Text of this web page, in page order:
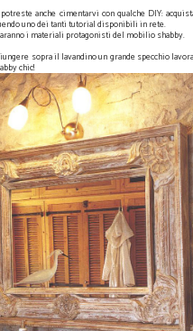
anche cimentarvi con qualche DIY:
uno dei tanti tutorial disponibili in rete.
i materiali protagonisti del mobilio shabby.
sopra il lavandino un grande specchio
chic!